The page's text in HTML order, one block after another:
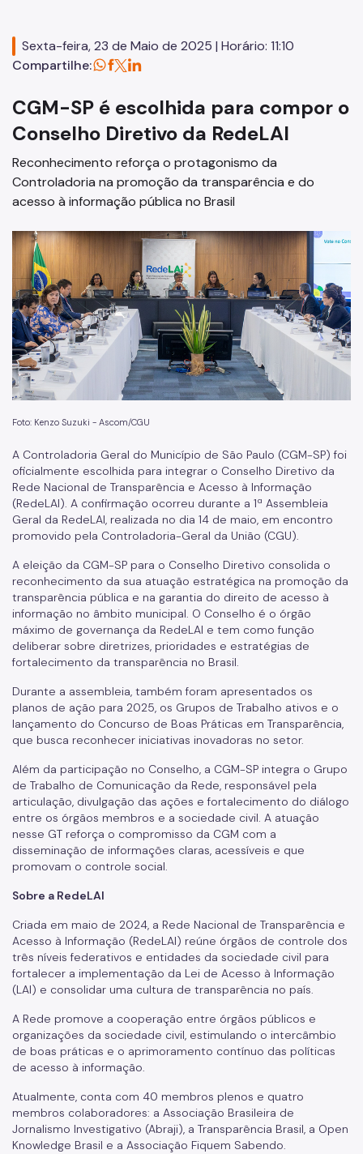
Defesa do Usuário do Serviço Público
Ouvidoria Geral
Promoção da Integridade e Boas Práticas
Proteção de Dados Pessoais
Imprensa
Notícias
Publicações
Parcerias
Legislação
Sexta-feira, 23 de Maio de 2025 | Horário: 11:10
Compartilhe:
CGM-SP é escolhida para compor o
Conselho Diretivo da RedeLAI
Reconhecimento reforça o protagonismo da
Controladoria na promoção da transparência e do
acesso à informação pública no Brasil
Foto: Kenzo Suzuki - Ascom/CGU
A Controladoria Geral do Município de São Paulo (CGM-SP) foi
oficialmente escolhida para integrar o Conselho Diretivo da
Rede Nacional de Transparência e Acesso à Informação
(RedeLAI). A confirmação ocorreu durante a 1ª Assembleia
Geral da RedeLAI, realizada no dia 14 de maio, em encontro
promovido pela Controladoria-Geral da União (CGU).
A eleição da CGM-SP para o Conselho Diretivo consolida o
reconhecimento da sua atuação estratégica na promoção da
transparência pública e na garantia do direito de acesso à
informação no âmbito municipal. O Conselho é o órgão
máximo de governança da RedeLAI e tem como função
deliberar sobre diretrizes, prioridades e estratégias de
fortalecimento da transparência no Brasil.
Durante a assembleia, também foram apresentados os
planos de ação para 2025, os Grupos de Trabalho ativos e o
lançamento do Concurso de Boas Práticas em Transparência,
que busca reconhecer iniciativas inovadoras no setor.
Além da participação no Conselho, a CGM-SP integra o Grupo
de Trabalho de Comunicação da Rede, responsável pela
articulação, divulgação das ações e fortalecimento do diálogo
entre os órgãos membros e a sociedade civil. A atuação
nesse GT reforça o compromisso da CGM com a
disseminação de informações claras, acessíveis e que
promovam o controle social.
Sobre a RedeLAI
Criada em maio de 2024, a Rede Nacional de Transparência e
Acesso à Informação (RedeLAI) reúne órgãos de controle dos
três níveis federativos e entidades da sociedade civil para
fortalecer a implementação da Lei de Acesso à Informação
(LAI) e consolidar uma cultura de transparência no país.
A Rede promove a cooperação entre órgãos públicos e
organizações da sociedade civil, estimulando o intercâmbio
de boas práticas e o aprimoramento contínuo das políticas
de acesso à informação.
Atualmente, conta com 40 membros plenos e quatro
membros colaboradores: a Associação Brasileira de
Jornalismo Investigativo (Abraji), a Transparência Brasil, a Open
Knowledge Brasil e a Associação Fiquem Sabendo.